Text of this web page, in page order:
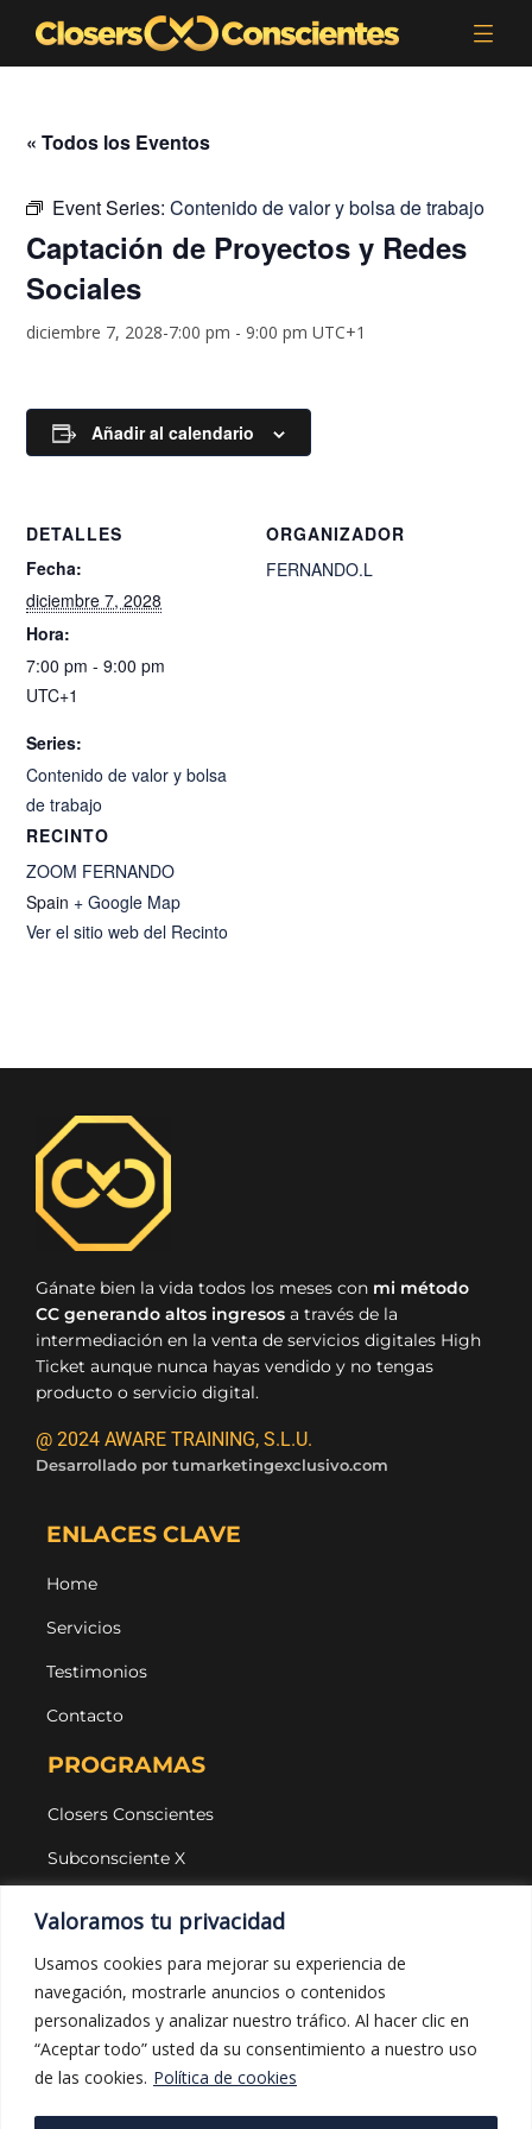
Valoramos tu privacidad
Usamos cookies para mejorar su experiencia de
navegación, mostrarle anuncios o contenidos
personalizados y analizar nuestro tráfico. Al hacer clic en
“Aceptar todo” usted da su consentimiento a nuestro uso
de las cookies. Política de cookies
« Todos los Eventos
Event Series:Contenido de valor y bolsa de trabajo
Captación de Proyectos y Redes
Sociales
diciembre 7, 2028-7:00 pm -9:00 pm UTC+1
Añadir al calendario
DETALLES
Fecha:
diciembre 7, 2028
Hora:
7:00 pm - 9:00 pm
UTC+1
Series:
Contenido de valor y bolsa
de trabajo
RECINTO
ZOOM FERNANDO
Spain + Google Map
Ver el sitio web del Recinto
ORGANIZADOR
FERNANDO.L
Gánate bien la vida todos los meses con mi método
CC generando altos ingresos a través de la
intermediación en la venta de servicios digitales High
Ticket aunque nunca hayas vendido y no tengas
producto o servicio digital.
@ 2024 AWARE TRAINING, S.L.U.
Desarrollado por tumarketingexclusivo.com
ENLACES CLAVE
Home
Servicios
Testimonios
Contacto
PROGRAMAS
Closers Conscientes
Subconsciente X
LEGAL Y PROTECCIÓN
Aviso legal
Política de privacidad
Política de cookies